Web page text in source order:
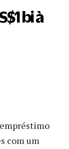
bi à
com um